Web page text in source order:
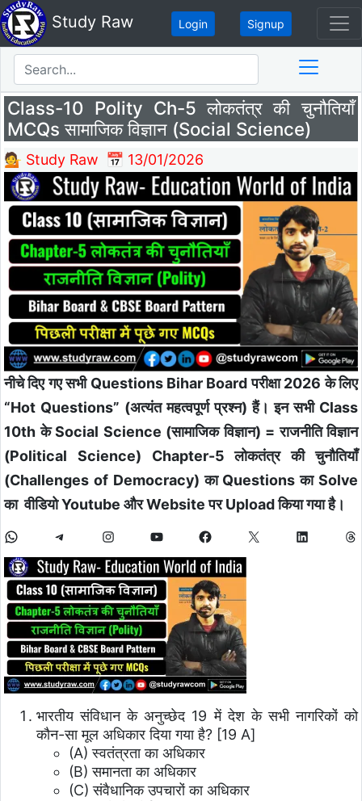
Study Raw Login Signup
Class-10 Polity Ch-5 लोकतंत्र की चुनौतियाँ
MCQs सामाजिक विज्ञान (Social Science)
💁 Study Raw 📅 13/01/2026
नीचे दिए गए सभी Questions Bihar Board परीक्षा 2026 के लिए
“Hot Questions” (अत्यंत महत्वपूर्ण प्रश्न) हैं। इन सभी Class
10th के Social Science (सामाजिक विज्ञान) = राजनीति विज्ञान
(Political Science) Chapter-5 लोकतंत्र की चुनौतियाँ
(Challenges of Democracy) का Questions का Solve
का वीडियो Youtube और Website पर Upload किया गया है।
भारतीय संविधान के अनुच्छेद 19 में देश के सभी नागरिकों को
कौन-सा मूल अधिकार दिया गया है? [19 A]
(A) स्वतंत्रता का अधिकार
(B) समानता का अधिकार
(C) संवैधानिक उपचारों का अधिकार